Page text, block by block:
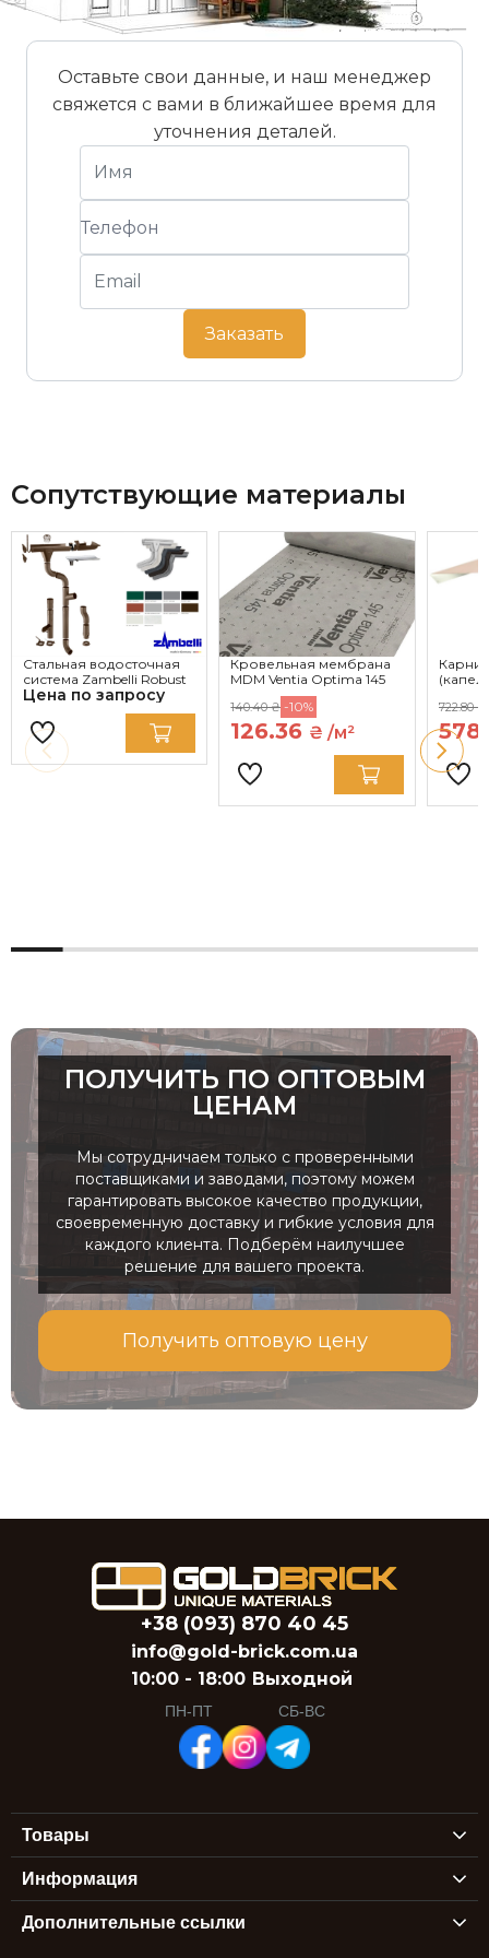
Минимальный уклон крыши 10°
Стандартный уклон крыши 22°
Штук на поддоне 240 шт
Оставьте свои данные, и наш менеджер
свяжется с вами в ближайшее время для
уточнения деталей.
Заказать
Сопутствующие материалы
Стальная водосточная
система Zambelli Robust
Цена по запросу
Кровельная мембрана
MDM Ventia Optima 145
140.40 ₴ -10%
126.36 ₴ /м²
722.80 ₴
ПОЛУЧИТЬ ПО ОПТОВЫМ
ЦЕНАМ
Мы сотрудничаем только с проверенными
поставщиками и заводами, поэтому можем
гарантировать высокое качество продукции,
своевременную доставку и гибкие условия для
каждого клиента. Подберём наилучшее
решение для вашего проекта.
Получить оптовую цену
+38 (093) 870 40 45
info@gold-brick.com.ua
10:00 - 18:00
ПН-ПТ
Выходной
СБ-ВС
Товары
Информация
Дополнительные ссылки